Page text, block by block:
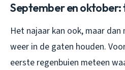
September en oktober:
Het najaar kan ook, maar
weer in de gaten houden.
eerste regenbuien meteen